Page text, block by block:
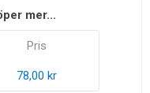
mer...
Pris
78,00 kr